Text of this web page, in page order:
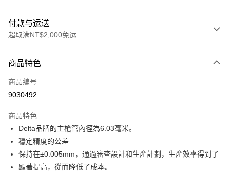
付款与运送
超取满NT$2,000免运
信用卡一次付款
信用卡分期付款
合作金库商业银行
华南商业银行
彰化商业银行
上海商业储蓄银行
国泰世华商业银行
兆丰国际商业银行
台湾中小企业银行
超商取货付款
LINE Pay
Apple Pay
商品特色
商品编号
9030492
商品特色
Delta品牌的主槍管內徑為6.03毫米。
穩定精度的公差
保持在±0.005mm，通過審查設計和生產計劃，生產效率得到了
顯著提高，從而降低了成本。